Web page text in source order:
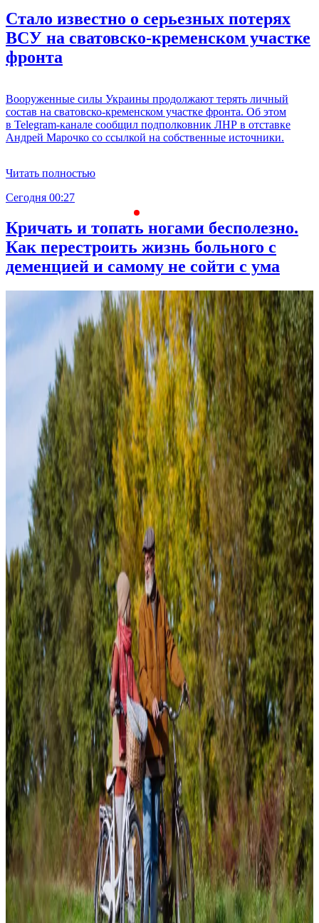
Стало известно о серьезных потерях
ВСУ на сватовско-кременском участке
фронта
Вооруженные силы Украины продолжают терять личный
состав на сватовско-кременском участке фронта. Об этом
в Telegram-канале сообщил подполковник ЛНР в отставке
Андрей Марочко со ссылкой на собственные источники.
Читать полностью
Сегодня 00:27
Кричать и топать ногами бесполезно.
Как перестроить жизнь больного с
деменцией и самому не сойти с ума